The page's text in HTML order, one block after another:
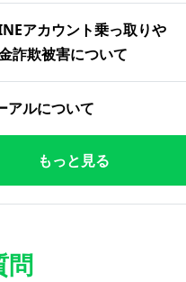
アカウント乗っ取りや
詐欺被害について
アルについて
もっと見る
問